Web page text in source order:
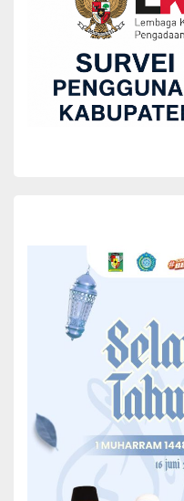
BERITA
Bupati Simalungun
Pangdam I/BB di Bumi
di bumi Habonaron Do Bona.
Hal tersebut terlihat saat
Panglima Kodam I/BB di
Kecamatan Siantar,
(10/12/2024).
Bupati Simalungun
di Bumi Habonaron Do
“Kami atas nama
dengan baik kehadiran